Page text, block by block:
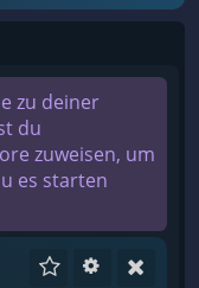
zu deiner
du
zuweisen, um
es starten